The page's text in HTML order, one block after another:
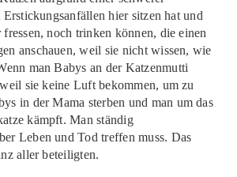
hier sitzen hat und
noch trinken können, die einen
anschauen, weil sie nicht wissen, wie
man Babys an der Katzenmutti
sie keine Luft bekommen, um zu
in der Mama sterben und man um das
kämpft. Man ständig
Leben und Tod treffen muss. Das
aller beteiligten.